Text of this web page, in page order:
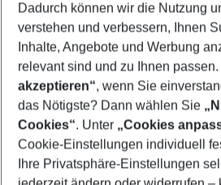
Who will travel
2 adults No children
Show more
Dadurch können wir die Nutzung
verstehen und verbessern, Ihnen
Inhalte, Angebote und Werbung
relevant sind und zu Ihnen
akzeptieren“, wenn Sie
das Nötigste? Dann wählen Sie
Cookies“. Unter „Cookies
Cookie-Einstellungen individuell
Ihre Privatsphäre-Einstellungen